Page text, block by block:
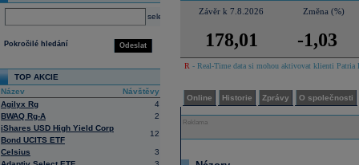
select
Odeslat
Pokročilé hledání
TOP AKCIE
Název
Návštěvy
Agilyx Rg
4
BWAQ Rg-A
2
iShares USD High Yield Corp
Bond UCITS ETF
12
Celsius
3
Závěr k 7.8.2026 Změna (%)
178,01 -1,03
R - Real-Time data si mohou aktivovat klienti
Online Historie Zprávy O společnosti
Reklama